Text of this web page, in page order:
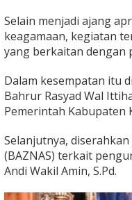
h
i
d
u
k
a
n
N
l
a
i
A
l
Selain menjadi ajang
keagamaan, kegiatan
yang berkaitan dengan
Dalam kesempatan itu
Bahrur Rasyad Wal
Pemerintah Kabupaten
Selanjutnya,
(BAZNAS) terkait
Andi Wakil Amin, S.Pd.